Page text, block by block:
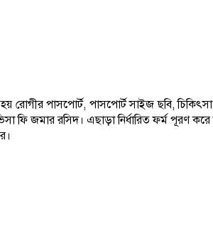
পাসপোর্ট, পাসপোর্ট সাইজ ছবি, চিকিৎসা
ফি জমার রসিদ। এছাড়া নির্ধারিত ফর্ম পূরণ